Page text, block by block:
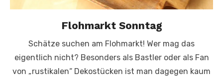
Flohmarkt Sonntag
Schätze suchen am Flohmarkt! Wer mag das
eigentlich nicht? Besonders als Bastler oder als Fan
von „rustikalen“ Dekostücken ist man dagegen kaum